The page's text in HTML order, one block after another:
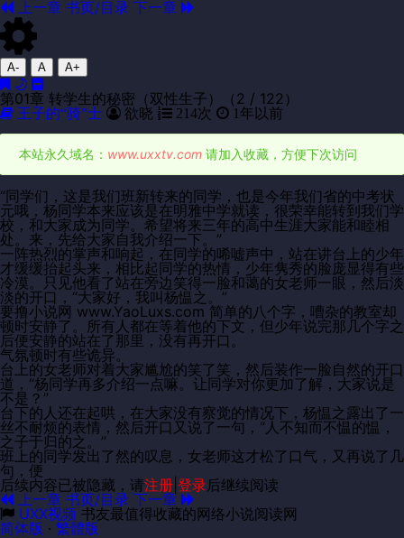
上一章 书页/目录 下一章
A- A A+
第01章 转学生的秘密（双性生子）（2 / 122）
王子的“骑”士 欲晓 214次 1年以前
本站永久域名： www.uxxtv.com 请加入收藏，方便下次访问
“同学们，这是我们班新转来的同学，也是今年我们省的中考状
元哦，杨同学本来应该是在明雅中学就读，很荣幸能转到我们学
校，和大家成为同学。希望将来三年的高中生涯大家能和睦相
处。来，先给大家自我介绍一下。”
一阵热烈的掌声和响起，在同学的唏嘘声中，站在讲台上的少年
才缓缓抬起头来，相比起同学的热情，少年隽秀的脸庞显得有些
冷漠。只见他看了站在旁边笑得一脸和蔼的女老师一眼，然后淡
淡的开口，“大家好，我叫杨愠之。”
要撸小说网 www.YaoLuxs.com 简单的八个字，嘈杂的教室却
顿时安静了。所有人都在等着他的下文，但少年说完那几个字之
后便安静的站在了那里，没有再开口。
气氛顿时有些诡异。
台上的女老师对着大家尴尬的笑了笑，然后装作一脸自然的开口
道，“杨同学再多介绍一点嘛。让同学对你更加了解，大家说是
不是？”
台下的人还在起哄，在大家没有察觉的情况下，杨愠之露出了一
丝不耐烦的表情，然后开口又说了一句，“人不知而不愠的愠，
之子于归的之。”
班上的同学发出了然的叹息，女老师这才松了口气，又再说了几
句，便
后续内容已被隐藏，请注册 登录后继续阅读
上一章 书页/目录 下一章
UXX视频 书友最值得收藏的网络小说阅读网
简体版 · 繁體版